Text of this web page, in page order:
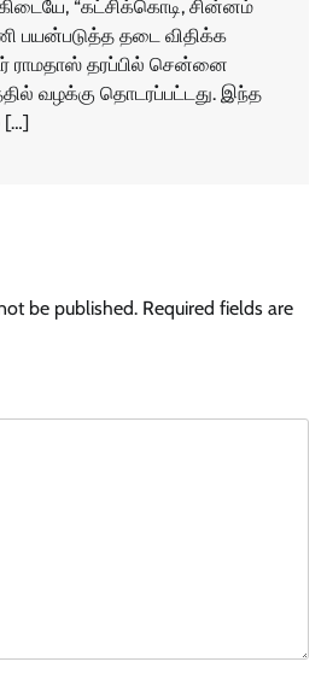
“கட்சிக்கொடி, சின்னம்
பயன்படுத்த தடை விதிக்க
ராமதாஸ் தரப்பில் சென்னை
வழக்கு தொடரப்பட்டது. இந்த
[…]
be published. Required fields are